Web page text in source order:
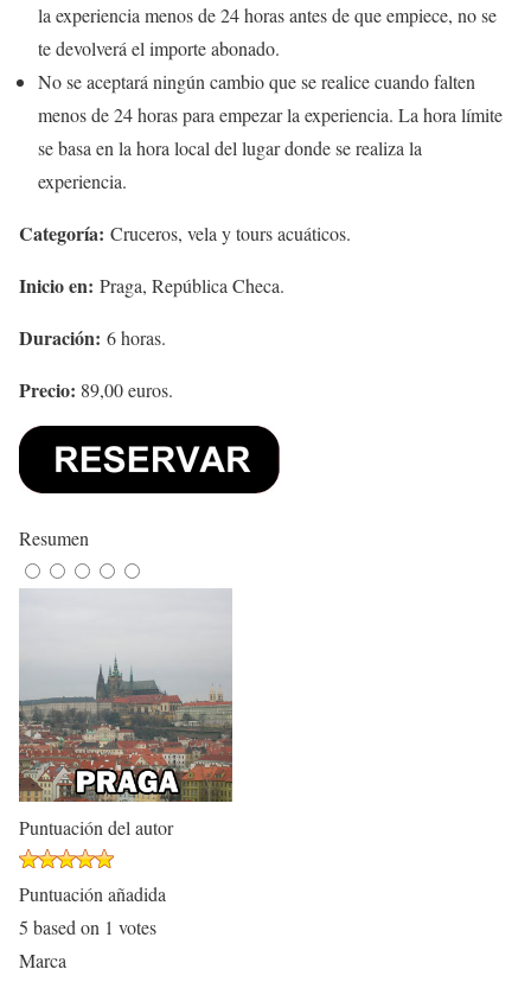
la experiencia menos de 24 horas antes de que empiece, no se
te devolverá el importe abonado.
No se aceptará ningún cambio que se realice cuando falten
menos de 24 horas para empezar la experiencia. La hora límite
se basa en la hora local del lugar donde se realiza la
experiencia.
Categoría: Cruceros, vela y tours acuáticos.
Inicio en: Praga, República Checa.
Duración: 6 horas.
Precio: 89,00 euros.
Resumen
Puntuación del autor
Puntuación añadida
5 based on 1 votes
Marca